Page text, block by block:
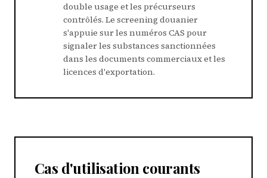
double usage et les précurseurs
contrôlés. Le screening douanier
s'appuie sur les numéros CAS pour
signaler les substances sanctionnées
dans les documents commerciaux et les
licences d'exportation.
Cas d'utilisation courants